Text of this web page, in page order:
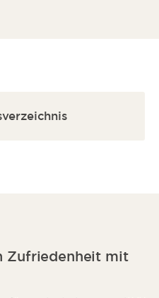
Zufriedenheit mit